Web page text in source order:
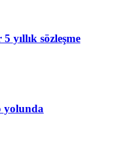
yıllık sözleşme
yolunda